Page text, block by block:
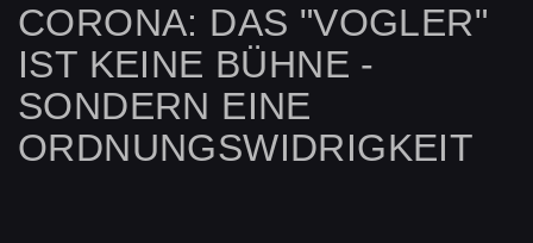
CORONA: DAS "VOGLER"
IST KEINE BÜHNE -
SONDERN EINE
ORDNUNGSWIDRIGKEIT